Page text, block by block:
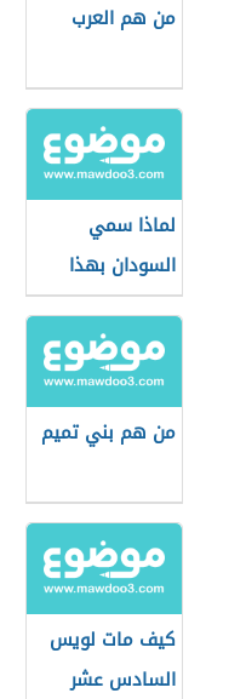
من هم العرب
لماذا سمي
السودان بهذا
الاسم
من هم بني تميم
كيف مات لويس
السادس عشر